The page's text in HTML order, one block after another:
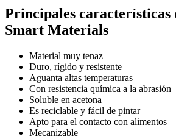
Principales características
Smart Materials
Material muy tenaz
Duro, rígido y resistente
Aguanta altas temperaturas
Con resistencia química a la abrasión
Soluble en acetona
Es reciclable y fácil de pintar
Apto para el contacto con alimentos
Mecanizable